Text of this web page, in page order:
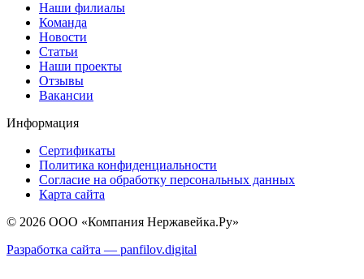
Наши филиалы
Команда
Новости
Статьи
Наши проекты
Отзывы
Вакансии
Информация
Сертификаты
Политика конфиденциальности
Согласие на обработку персональных данных
Карта сайта
© 2026 ООО «Компания Нержавейка.Ру»
Разработка сайта — panfilov.digital